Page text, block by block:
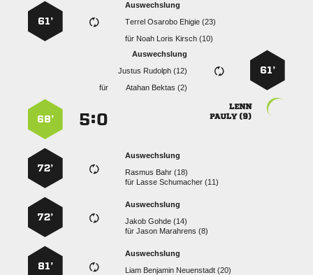
Auswechslung
   
für    
61’
61’
Auswechslung
  
für
  

 
:
68’
Auswechslung
  
für   
72’
Auswechslung
  
für  
72’
Auswechslung
   
81’